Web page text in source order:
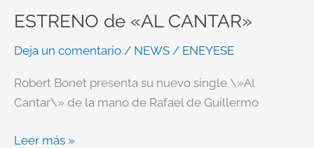
ESTRENO de «AL CANTAR»
Deja un comentario / NEWS / ENEYESE
Robert Bonet presenta su nuevo single \»Al
Cantar\» de la mano de Rafael de Guillermo
Leer más »